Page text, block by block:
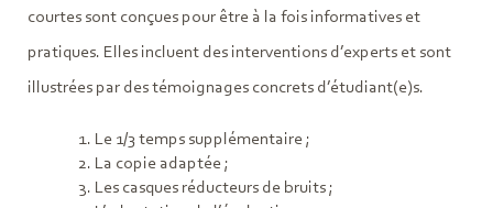
courtes sont conçues pour être à la fois informatives et
pratiques. Elles incluent des interventions d’experts et sont
illustrées par des témoignages concrets d’étudiant(e)s.
Le 1/3 temps supplémentaire ;
La copie adaptée ;
Les casques réducteurs de bruits ;